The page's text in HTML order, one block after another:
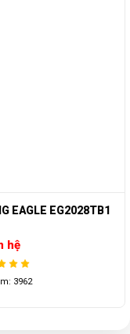
EAGLE EG2028TB1
hệ
3962